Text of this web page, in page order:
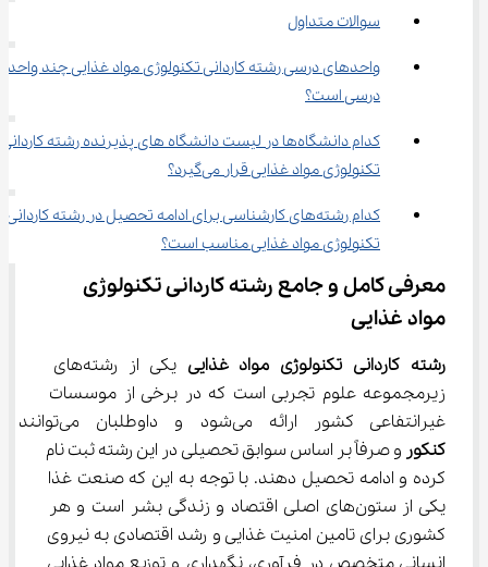
سوالات متداول
واحدهای درسی رشته ﻛﺎردانی ﺗﻜﻨﻮﻟﻮژی ﻣﻮاد ﻏﺬایی چند واحد
درسی است؟
کدام دانشگاه‌ها در لیست دانشگاه های پذیرنده رشته ﻛﺎردانی
ﺗﻜﻨﻮﻟﻮژی ﻣﻮاد ﻏﺬایی قرار می‌گیرد؟
کدام رشته‌های کارشناسی برای ادامه تحصیل در رشته ﻛﺎردانی
ﺗﻜﻨﻮﻟﻮژی ﻣﻮاد ﻏﺬایی مناسب است؟
معرفی کامل و جامع رشته ﻛﺎردانی ﺗﻜﻨﻮﻟﻮژی
ﻣﻮاد ﻏﺬایی
رشته ﻛﺎردانی ﺗﻜﻨﻮﻟﻮژی ﻣﻮاد ﻏﺬایی
یکی از رشته‌های
زیرمجموعه علوم تجربی است که در برخی از موسسات
غیرانتفاعی کشور ارائه می‌شود و داوطلبان می‌توانند بدون
کنکور و صرفاً بر اساس سوابق تحصیلی در این رشته ثبت نام
کرده و ادامه تحصیل دهند. با توجه به این که صنعت غذا
یکی از ستون‌های اصلی اقتصاد و زندگی بشر است و هر
کشوری برای تامین امنیت غذایی و رشد اقتصادی به نیروی